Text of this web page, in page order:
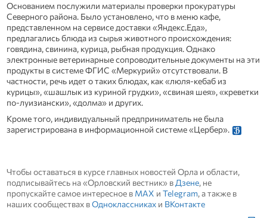
Основанием послужили материалы проверки прокуратуры
Северного района. Было установлено, что в меню кафе,
представленном на сервисе доставки «Яндекс.Еда»,
предлагались блюда из сырья животного происхождения:
говядина, свинина, курица, рыбная продукция. Однако
электронные ветеринарные сопроводительные документы на эти
продукты в системе ФГИС «Меркурий» отсутствовали. В
частности, речь идет о таких блюдах, как «люля-кебаб из
курицы», «шашлык из куриной грудки», «свиная шея», «креветки
по-луизиански», «долма» и других.
Кроме того, индивидуальный предприниматель не была
зарегистрирована в информационной системе «Цербер».
Чтобы оставаться в курсе главных новостей Орла и области,
подписывайтесь на «Орловский вестник» в Дзене, не
пропускайте самое интересное в MAX и Telegram, а также в
наших сообществах вОдноклассникахи ВКонтакте